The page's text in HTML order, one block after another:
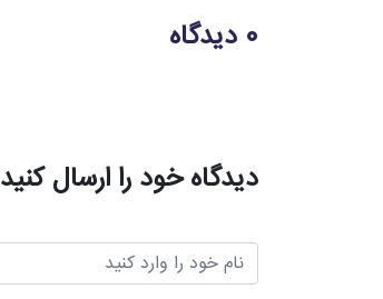
0 دیدگاه
دیدگاه خود را ارسال کنید